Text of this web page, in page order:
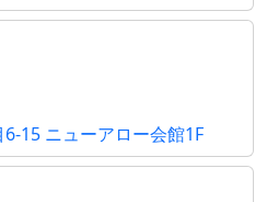
15 ニューアロー会館1F